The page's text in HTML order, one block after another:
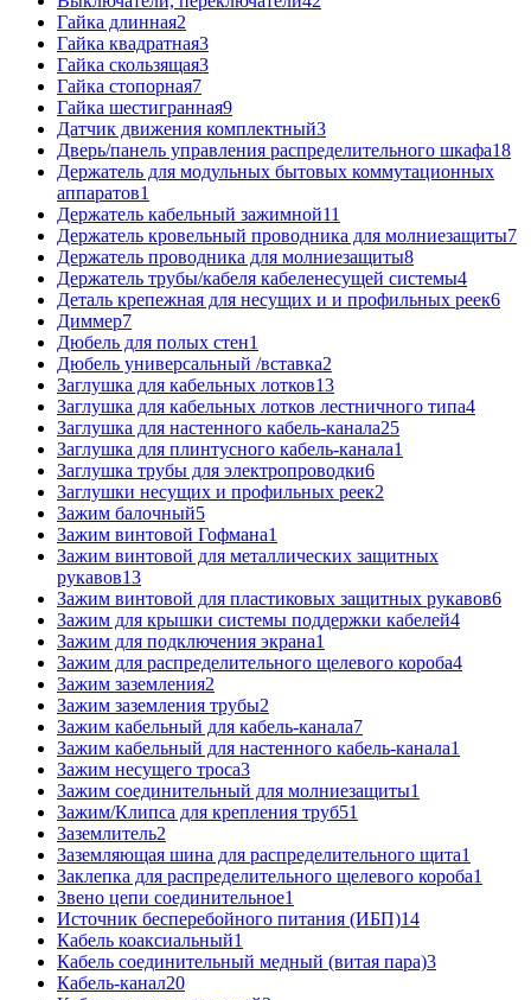
Гайка длинная2
Гайка квадратная3
Гайка скользящая3
Гайка стопорная7
Гайка шестигранная9
Датчик движения комплектный3
Дверь/панель управления распределительного шкафа18
Держатель для модульных бытовых коммутационных
аппаратов1
Держатель кабельный зажимной11
Держатель кровельный проводника для молниезащиты7
Держатель проводника для молниезащиты8
Держатель трубы/кабеля кабеленесущей системы4
Деталь крепежная для несущих и и профильных реек6
Диммер7
Дюбель для полых стен1
Дюбель универсальный /вставка2
Заглушка для кабельных лотков13
Заглушка для кабельных лотков лестничного типа4
Заглушка для настенного кабель-канала25
Заглушка для плинтусного кабель-канала1
Заглушка трубы для электропроводки6
Заглушки несущих и профильных реек2
Зажим балочный5
Зажим винтовой Гофмана1
Зажим винтовой для металлических защитных
рукавов13
Зажим винтовой для пластиковых защитных рукавов6
Зажим для крышки системы поддержки кабелей4
Зажим для подключения экрана1
Зажим для распределительного щелевого короба4
Зажим заземления2
Зажим заземления трубы2
Зажим кабельный для кабель-канала7
Зажим кабельный для настенного кабель-канала1
Зажим несущего троса3
Зажим соединительный для молниезащиты1
Зажим/Клипса для крепления труб51
Заземлитель2
Заземляющая шина для распределительного щита1
Заклепка для распределительного щелевого короба1
Звено цепи соединительное1
Источник бесперебойного питания (ИБП)14
Кабель коаксиальный1
Кабель соединительный медный (витая пара)3
Кабель-канал20